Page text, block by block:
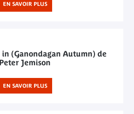
EN SAVOIR PLUS
in (Ganondagan Autumn) de
Peter Jemison
EN SAVOIR PLUS